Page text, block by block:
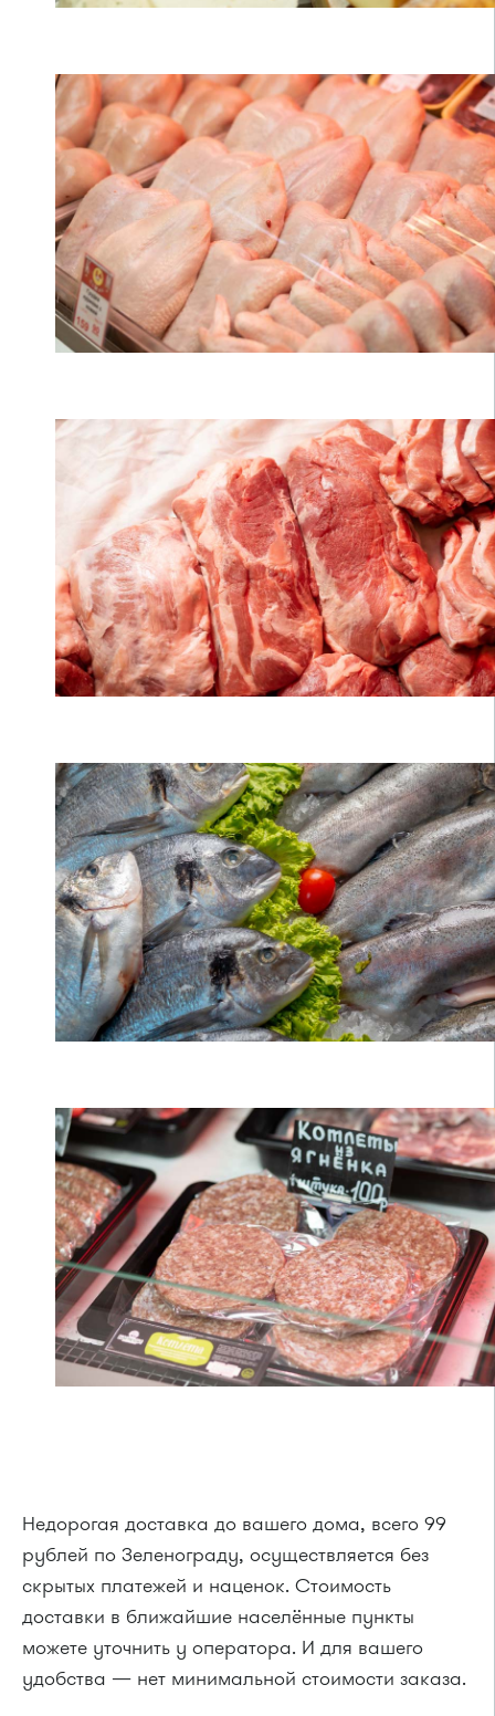
Недорогая доставка до вашего дома, всего 99
рублей по Зеленограду, осуществляется без
скрытых платежей и наценок. Стоимость
доставки в ближайшие населённые пункты
можете уточнить у оператора. И для вашего
удобства — нет минимальной стоимости заказа.